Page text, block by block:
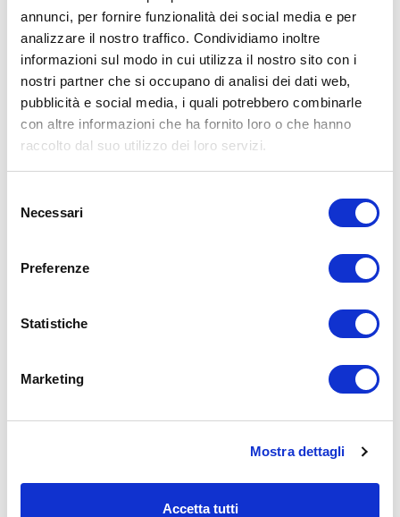
annunci, per fornire funzionalità dei social media e per
analizzare il nostro traffico. Condividiamo inoltre
informazioni sul modo in cui utilizza il nostro sito con i
nostri partner che si occupano di analisi dei dati web,
pubblicità e social media, i quali potrebbero combinarle
con altre informazioni che ha fornito loro o che hanno
raccolto dal suo utilizzo dei loro servizi.
delNecessari
Preferenze
Statistiche
Marketing
Mostra dettagli
Accetta tutti
pietanze in pochi minuti. Mangiare sano non è mai
stato così facile!
La cottura a pressione con il vapore di Zepter è
estremamente veloce ed economica, poiché riduce il
tempo di cottura fino all'80% abbattendo i costi
energetici fino al 70%. Ma gli infiniti usi del cestello per
la cottura a vapore non finiscono qui. È talmente
preparazione del cibo: al vapore, a bagnomaria, per
ALTRE INCREDIBILI CARATTERISTICHE DI QUESTO
Le speciali aperture a forma di "Z" consentono al
vapore di entrare nel cestello in modo corretto.
I bordi dal design dentellato rendono più semplice
la sovrapposizione degli utensili Masterpiece per
solo piano di cottura, oltre a semplificare la
riposizione dei prodotti dopo l'uso.